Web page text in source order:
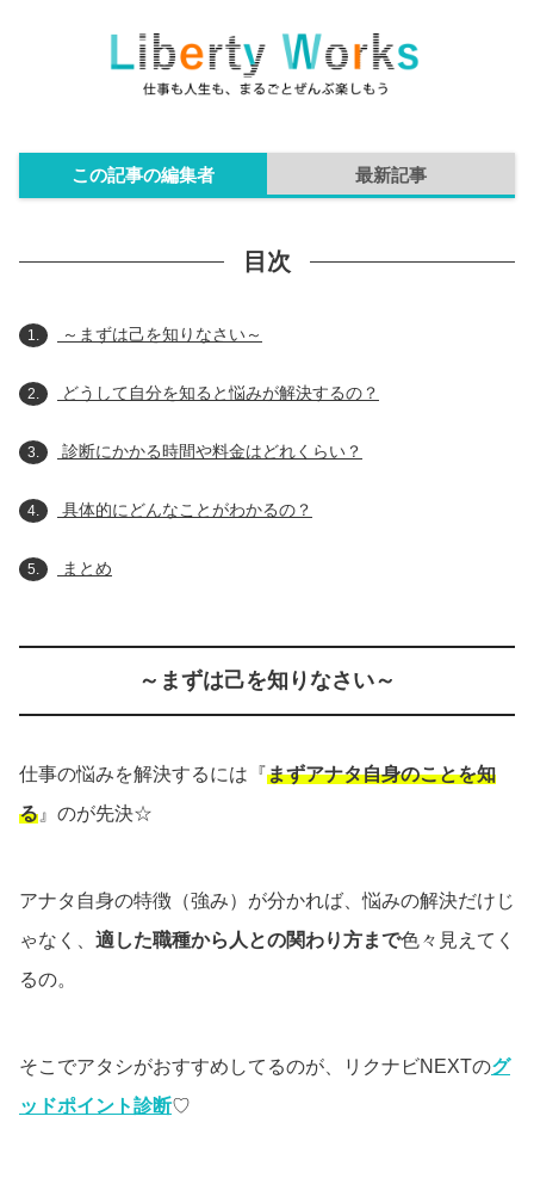
この記事の編集者 最新記事
目次
1. ～まずは己を知りなさい～
2. どうして自分を知ると悩みが解決するの？
3. 診断にかかる時間や料金はどれくらい？
4. 具体的にどんなことがわかるの？
5. まとめ
～まずは己を知りなさい～
仕事の悩みを解決するには『まずアナタ自身のことを知
る 』のが先決☆
アナタ自身の特徴（強み）が分かれば、悩みの解決だけじ
ゃなく、 適した職種から人との関わり方まで色々見えてく
るの。
そこでアタシがおすすめしてるのが、リクナビNEXTのグ
ッドポイント診断♡